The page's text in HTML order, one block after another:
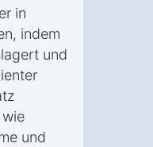
in
indem
und
und